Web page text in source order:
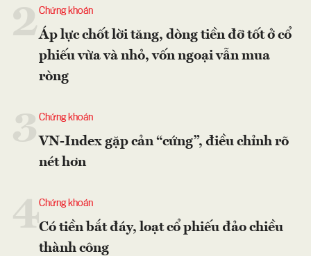
2Chứng khoán
Áp lực chốt lời tăng, dòng tiền đỡ tốt ở cổ
phiếu vừa và nhỏ, vốn ngoại vẫn mua
ròng
Chứng khoán
VN-Index gặp cản “cứng”, điều chỉnh rõ
nét hơn
4Chứng khoán
Có tiền bắt đáy, loạt cổ phiếu đảo chiều
thành công